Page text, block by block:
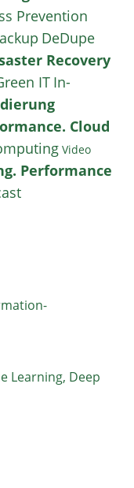
Prevention
DeDupe
Recovery
IT In-
Cloud
Video
Performance
Learning, Deep